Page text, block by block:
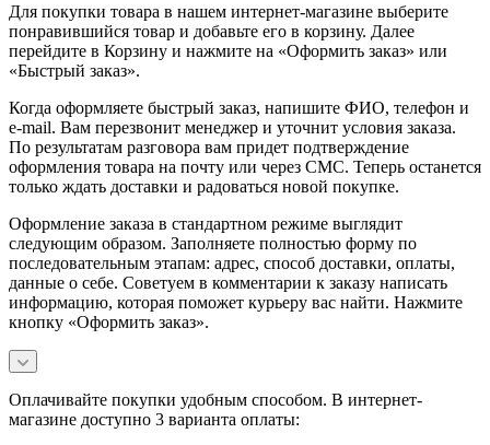
Для покупки товара в нашем интернет-магазине выберите
понравившийся товар и добавьте его в корзину. Далее
перейдите в Корзину и нажмите на «Оформить заказ» или
«Быстрый заказ».
Когда оформляете быстрый заказ, напишите ФИО, телефон и
e-mail. Вам перезвонит менеджер и уточнит условия заказа.
По результатам разговора вам придет подтверждение
оформления товара на почту или через СМС. Теперь останется
только ждать доставки и радоваться новой покупке.
Оформление заказа в стандартном режиме выглядит
следующим образом. Заполняете полностью форму по
последовательным этапам: адрес, способ доставки, оплаты,
данные о себе. Советуем в комментарии к заказу написать
информацию, которая поможет курьеру вас найти. Нажмите
кнопку «Оформить заказ».
Оплачивайте покупки удобным способом. В интернет-
магазине доступно 3 варианта оплаты: